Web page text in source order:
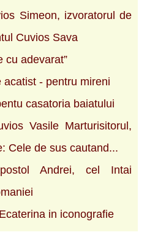
Simeon, izvoratorul de
Cuvios Sava
cu adevarat”
- pentru mireni
casatoria baiatului
Vasile Marturisitorul,
Cele de sus cautand...
Andrei, cel Intai
in iconografie